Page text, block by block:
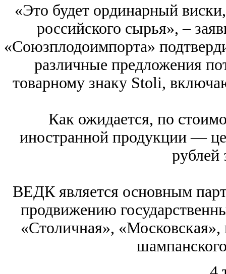
«Это будет ординарный
российского сырья», –
«Союзплодоимпорта»
различные предложения
товарному знаку Stoli,
Как ожидается, по
иностранной продукции —
рублей
ВЕДК является основным
продвижению
«Столичная»,